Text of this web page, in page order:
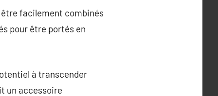
être facilement combinés
pour être portés en
à transcender
un accessoire